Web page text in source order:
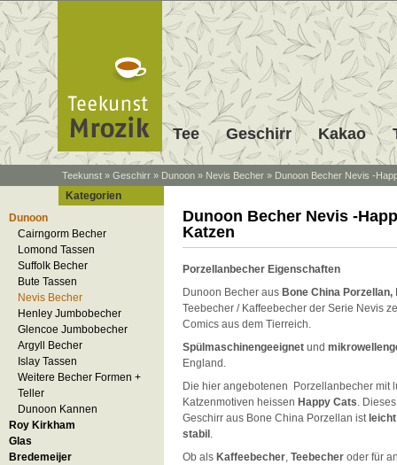
Tee Geschirr Kakao
Teekunst » Geschirr » Dunoon » Nevis Becher » Dunoon Becher Nevis -
Kategorien
Dunoon
Cairngorm Becher
Lomond Tassen
Suffolk Becher
Bute Tassen
Nevis Becher
Henley Jumbobecher
Glencoe Jumbobecher
Argyll Becher
Islay Tassen
Weitere Becher Formen +
Teller
Dunoon Kannen
Roy Kirkham
Glas
Bredemeijer
Dunoon Becher Nevis -
Katzen
Porzellanbecher Eigenschaften
Dunoon Becher aus Bone China Porzellan,
Teebecher / Kaffeebecher der Serie Nevis
Comics aus dem Tierreich.
Spülmaschinengeeignet und
England.
Die hier angebotenen Porzellanbecher mit
Katzenmotiven heissen Happy Cats.
Geschirr aus Bone China Porzellan ist leicht
stabil .
Ob als Kaffeebecher, Teebecher oder für